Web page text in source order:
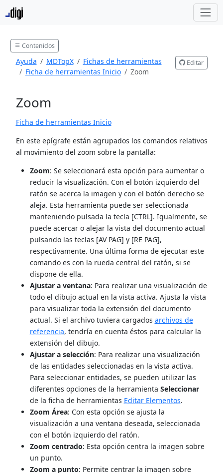
Contenidos
Ayuda MDTopX
Fichas de herramientas
Ficha de herramientas Inicio
Zoom
Editar
Zoom
Ficha de herramientas Inicio
En este epígrafe están agrupados los comandos relativos
al movimiento del zoom sobre la pantalla:
Zoom: Se seleccionará esta opción para aumentar o
reducir la visualización. Con el botón izquierdo del
ratón se acerca la imagen y con el botón derecho se
aleja. Esta herramienta puede ser seleccionada
manteniendo pulsada la tecla [CTRL]. Igualmente, se
puede acercar o alejar la vista del documento actual
pulsando las teclas [AV PAG] y [RE PAG],
respectivamente. Una última forma de ejecutar este
comando es con la rueda central del ratón, si se
dispone de ella.
Ajustar a ventana: Para realizar una visualización de
todo el dibujo actual en la vista activa. Ajusta la vista
para visualizar toda la extensión del documento
actual. Si el archivo tuviera cargados archivos de
referencia, tendría en cuenta éstos para calcular la
extensión del dibujo.
Ajustar a selección: Para realizar una visualización
de las entidades seleccionadas en la vista activa.
Para seleccionar entidades, se pueden utilizar las
diferentes opciones de la herramienta Seleccionar
de la ficha de herramientas Editar Elementos.
Zoom Área: Con esta opción se ajusta la
visualización a una ventana deseada, seleccionada
con el botón izquierdo del ratón.
Zoom centrado: Esta opción centra la imagen sobre
un punto.
Zoom a punto: Permite centrar la imagen sobre